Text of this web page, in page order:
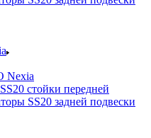
Nexia
стойки передней
SS20 задней подвески